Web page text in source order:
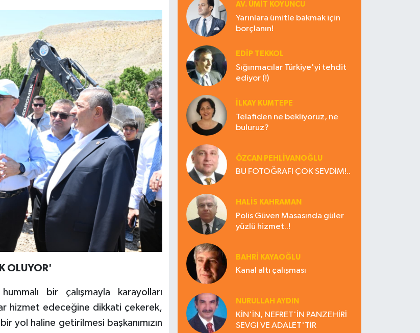
OLUYOR'
bir çalışmayla karayolları
hizmet edeceğine dikkati çekerek,
yol haline getirilmesi başkanımızın
AV. ÜMIT KOYUNCU
Yarınlara ümitle bakmak için
borçlanın!
EDIP TEKKOL
Sığınmacılar Türkiye'yi tehdit
ediyor (!)
İLKAY KUMTEPE
Telafiden ne bekliyoruz, ne
buluruz?
ÖZCAN PEHLİVANOĞLU
BU FOTOĞRAFI ÇOK SEVDİM!..
HALIS KAHRAMAN
Polis Güven Masasında güler
yüzlü hizmet..!
BAHRI KAYAOĞLU
Kanal altı çalışması
NURULLAH AYDIN
KİN'İN, NEFRET'İN PANZEHİRİ
SEVGİ VE ADALET'TİR